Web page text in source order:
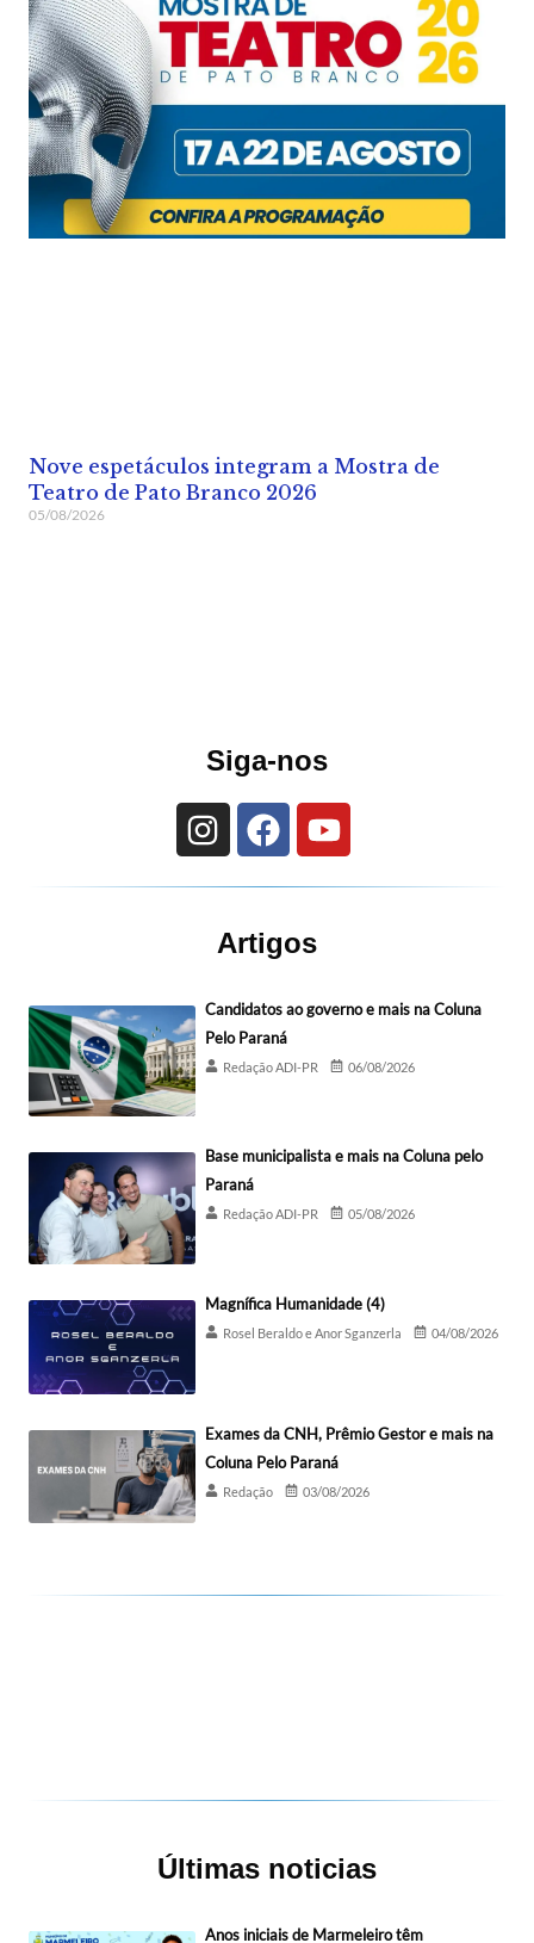
Nove espetáculos integram a Mostra de
Teatro de Pato Branco 2026
05/08/2026
Siga-nos
Artigos
Candidatos ao governo e mais na Coluna
Pelo Paraná
Redação ADI-PR 06/08/2026
Base municipalista e mais na Coluna pelo
Paraná
Redação ADI-PR 05/08/2026
Magnífica Humanidade (4)
Rosel Beraldo e Anor Sganzerla 04/08/2026
Exames da CNH, Prêmio Gestor e mais na
Coluna Pelo Paraná
Redação 03/08/2026
Últimas noticias
Anos iniciais de Marmeleiro têm